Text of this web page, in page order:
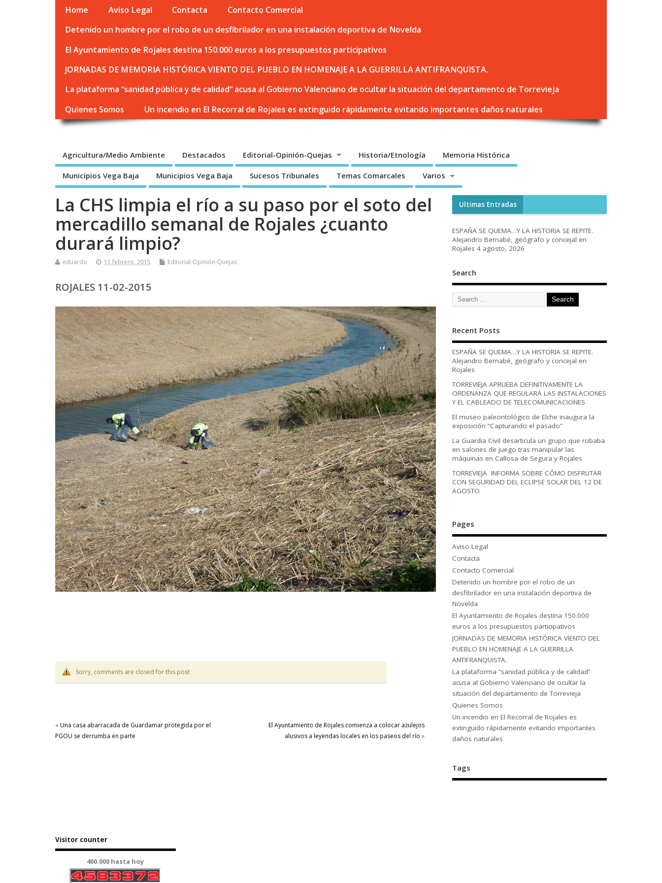
Home Aviso Legal Contacta
Contacto Comercial
Detenido un hombre por el robo de un desfibrilador en una instalación deportiva de Novelda
El Ayuntamiento de Rojales destina 150.000 euros a los presupuestos participativos
JORNADAS DE MEMORIA HISTÓRICA VIENTO DEL PUEBLO EN HOMENAJE A LA GUERRILLA ANTIFRANQUISTA.
La plataforma “sanidad pública y de calidad” acusa al Gobierno Valenciano de ocultar la situación del departamento de Torrevieja
Quienes Somos
Un incendio en El Recorral de Rojales es extinguido rápidamente evitando importantes daños naturales
Agricultura/Medio Ambiente Destacados Editorial-Opinión-Quejas Historia/Etnología Memoria Histórica
Municipios Vega Baja Municipios Vega Baja Sucesos Tribunales Temas Comarcales Varios
La CHS limpia el río a su paso por el soto del
mercadillo semanal de Rojales ¿cuanto
durará limpio?
eduardo 11 febrero, 2015 Editorial-Opinión-Quejas
ROJALES 11-02-2015
Sorry, comments are closed for this post
« Una casa abarracada de Guardamar protegida por el
PGOU se derrumba en parte
El Ayuntamiento de Rojales comienza a colocar azulejos
alusivos a leyendas locales en los paseos del río »
Ultimas Entradas
ESPAÑA SE QUEMA…Y LA HISTORIA SE REPITE.
Alejandro Bernabé, geógrafo y concejal en
Rojales 4 agosto, 2026
Search
Recent Posts
ESPAÑA SE QUEMA…Y LA HISTORIA SE REPITE.
Alejandro Bernabé, geógrafo y concejal en
Rojales
TORREVIEJA APRUEBA DEFINITIVAMENTE LA
ORDENANZA QUE REGULARÁ LAS INSTALACIONES
Y EL CABLEADO DE TELECOMUNICACIONES
El museo paleontológico de Elche inaugura la
exposición “Capturando el pasado”
La Guardia Civil desarticula un grupo que robaba
en salones de juego tras manipular las
máquinas en Callosa de Segura y Rojales
TORREVIEJA INFORMA SOBRE CÓMO DISFRUTAR
CON SEGURIDAD DEL ECLIPSE SOLAR DEL 12 DE
AGOSTO
Pages
Aviso Legal
Contacta
Contacto Comercial
Detenido un hombre por el robo de un
desfibrilador en una instalación deportiva de
Novelda
El Ayuntamiento de Rojales destina 150.000
euros a los presupuestos participativos
JORNADAS DE MEMORIA HISTÓRICA VIENTO DEL
PUEBLO EN HOMENAJE A LA GUERRILLA
ANTIFRANQUISTA.
La plataforma “sanidad pública y de calidad”
acusa al Gobierno Valenciano de ocultar la
situación del departamento de Torrevieja
Quienes Somos
Un incendio en El Recorral de Rojales es
extinguido rápidamente evitando importantes
daños naturales
Tags
Visitor counter
400.000 hasta hoy